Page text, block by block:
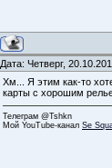
Дата: Четверг,
Хм... Я этим как-то
карты с хорошим
Телеграм @Tshkn
Мой YouTube-канал Se